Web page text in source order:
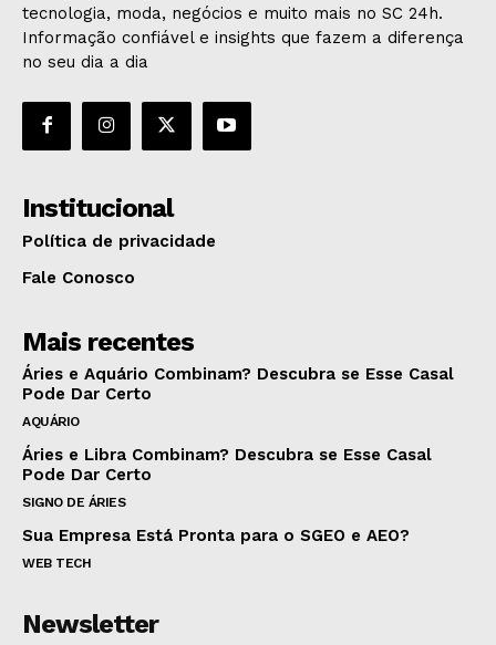
tecnologia, moda, negócios e muito mais no SC 24h.
Informação confiável e insights que fazem a diferença
no seu dia a dia
Institucional
Política de privacidade
Fale Conosco
Mais recentes
Áries e Aquário Combinam? Descubra se Esse Casal
Pode Dar Certo
AQUÁRIO
Áries e Libra Combinam? Descubra se Esse Casal
Pode Dar Certo
SIGNO DE ÁRIES
Sua Empresa Está Pronta para o SGEO e AEO?
WEB TECH
Newsletter